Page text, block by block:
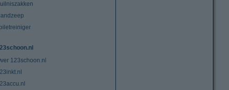
123schoon.nl